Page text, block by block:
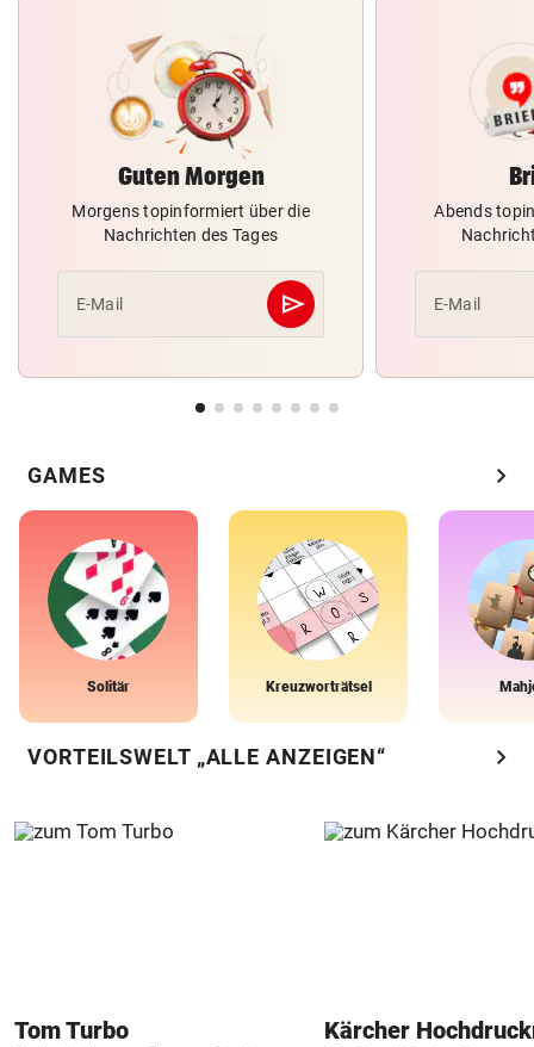
Guten Morgen
Morgens topinformiert über die
Nachrichten des Tages
E-Mail send
Abschicken
Abends
E-Mail
GAMES chevron_right
Solitär Kreuzworträtsel
VORTEILSWELT „ALLE ANZEIGEN“ chevron_right
Tom Turbo Kärcher